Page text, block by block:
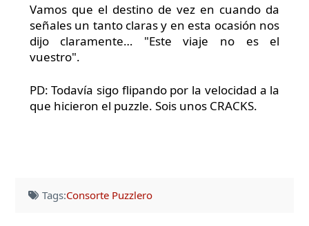
Vamos que el destino de vez en cuando da
señales un tanto claras y en esta ocasión nos
dijo claramente… "Este viaje no es el
vuestro".
PD: Todavía sigo flipando por la velocidad a la
que hicieron el puzzle. Sois unos CRACKS.
Tags:Consorte Puzzlero